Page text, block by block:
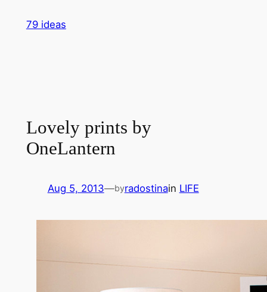
79 ideas
Lovely prints by
OneLantern
Aug 5, 2013—byradostinain LIFE